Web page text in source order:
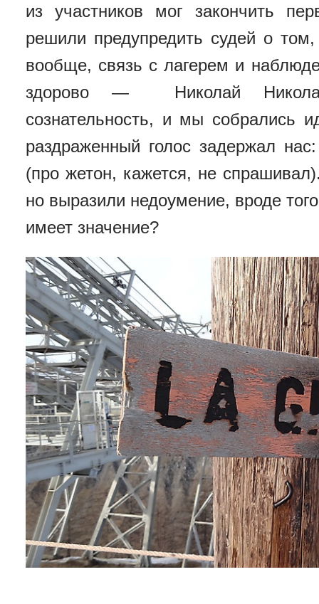
из участников мог закончить
решили предупредить судей о
вообще, связь с лагерем и
здорово — Николай
сознательность, и мы собрались
раздраженный голос задержал
(про жетон, кажется, не
но выразили недоумение, вроде
имеет значение?